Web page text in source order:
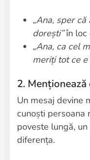
„Ana, sper
dorești”în loc
„Ana, ca cel
meriți tot ce e
2.
Un mesaj devine
cunoști persoana
poveste lungă,
diferența.